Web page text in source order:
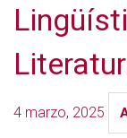
4 marzo, 2025